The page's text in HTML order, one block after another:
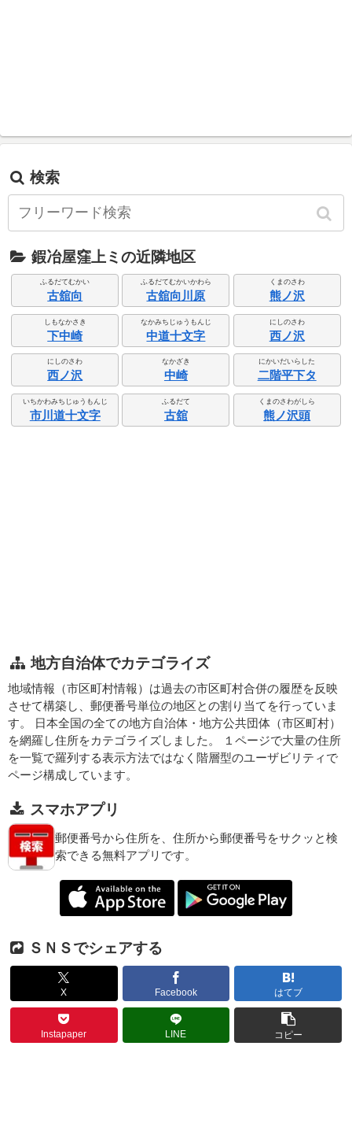
検索
鍜冶屋窪上ミの近隣地区
ふるだてむかい
古舘向
ふるだてむかいかわら
古舘向川原
くまのさわ
熊ノ沢
しもなかさき
下中崎
なかみちじゅうもんじ
中道十文字
にしのさわ
西ノ沢
にしのさわ
西ノ沢
なかざき
中崎
にかいだいらした
二階平下タ
いちかわみちじゅうもんじ
市川道十文字
ふるだて
古舘
くまのさわがしら
熊ノ沢頭
地方自治体でカテゴライズ
地域情報（市区町村情報）は過去の市区町村合併の履歴を反映
させて構築し、郵便番号単位の地区との割り当てを行っていま
す。 日本全国の全ての地方自治体・地方公共団体（市区町村）
を網羅し住所をカテゴライズしました。 １ページで大量の住所
を一覧で羅列する表示方法ではなく階層型のユーザビリティで
ページ構成しています。
スマホアプリ
郵便番号から住所を、住所から郵便番号をサクッと検
索できる無料アプリです。
ＳＮＳでシェアする
X Facebook はてブ
Instapaper LINE コピー